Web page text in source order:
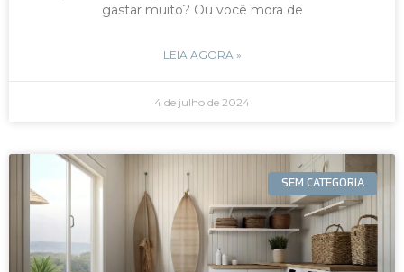
gastar muito? Ou você mora de
LEIA AGORA »
4 de julho de 2024
SEM CATEGORIA